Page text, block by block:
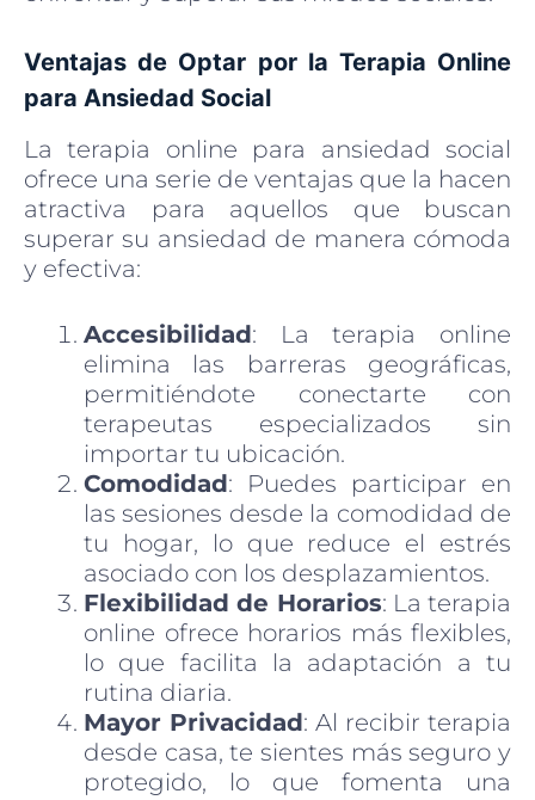
Ventajas de Optar por la Terapia Online
para Ansiedad Social
La terapia online para ansiedad social
ofrece una serie de ventajas que la hacen
atractiva para aquellos que buscan
superar su ansiedad de manera cómoda
y efectiva:
Accesibilidad: La terapia online
elimina las barreras geográficas,
permitiéndote conectarte con
terapeutas especializados sin
importar tu ubicación.
Comodidad: Puedes participar en
las sesiones desde la comodidad de
tu hogar, lo que reduce el estrés
asociado con los desplazamientos.
Flexibilidad de Horarios: La terapia
online ofrece horarios más flexibles,
lo que facilita la adaptación a tu
rutina diaria.
Mayor Privacidad: Al recibir terapia
desde casa, te sientes más seguro y
protegido, lo que fomenta una